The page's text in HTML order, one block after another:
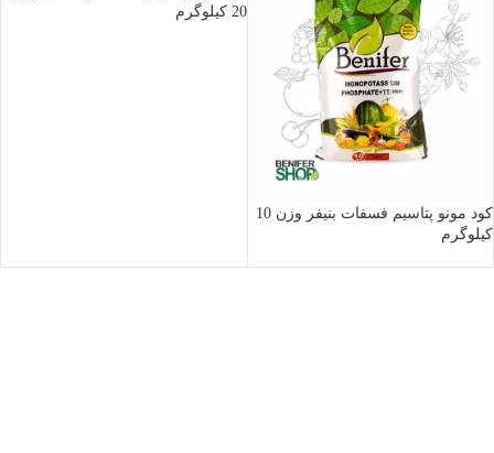
کود مونو پتاسیم فسفات بنیفر وزن 10
کیلوگرم
20 کیلوگرم